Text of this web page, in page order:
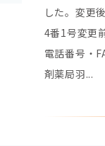
した。変更
4番1号変
電話番号・
剤薬局羽...